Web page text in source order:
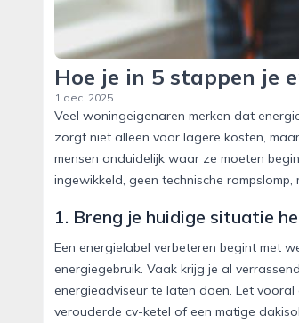
Hoe je in 5 stappen je
1 dec. 2025
Veel woningeigenaren merken dat
zorgt niet alleen voor lagere kosten,
mensen onduidelijk waar ze moeten
ingewikkeld, geen technische
1. Breng je huidige situatie
Een energielabel verbeteren begint met
energiegebruik. Vaak krijg je al
energieadviseur te laten doen. Let
verouderde cv-ketel of een matige